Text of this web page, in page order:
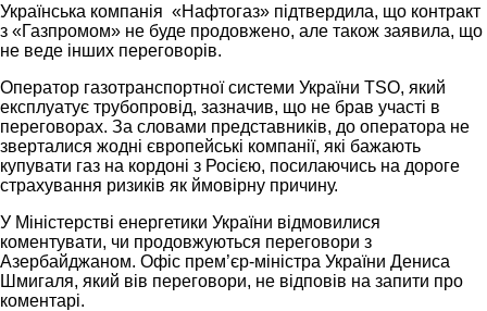
Українська компанія «Нафтогаз» підтвердила, що контракт
з «Газпромом» не буде продовжено, але також заявила, що
не веде інших переговорів.
Оператор газотранспортної системи України TSO, який
експлуатує трубопровід, зазначив, що не брав участі в
переговорах. За словами представників, до оператора не
зверталися жодні європейські компанії, які бажають
купувати газ на кордоні з Росією, посилаючись на дороге
страхування ризиків як ймовірну причину.
У Міністерстві енергетики України відмовилися
коментувати, чи продовжуються переговори з
Азербайджаном. Офіс прем’єр-міністра України Дениса
Шмигаля, який вів переговори, не відповів на запити про
коментарі.